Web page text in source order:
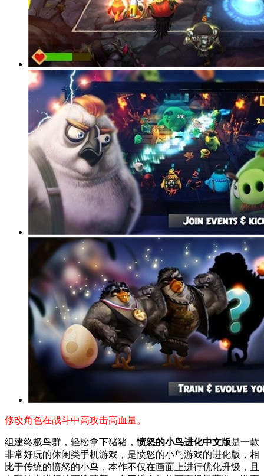
修改角色在战斗中高攻击高血量。
组建终极鸟群，轻松拿下猪猪，愤怒的小鸟进化中文版是一款
非常好玩的休闲类手机游戏，是愤怒的小鸟游戏的进化版，相
比于传统的愤怒的小鸟，本作不仅在画面上进行优化升级，且